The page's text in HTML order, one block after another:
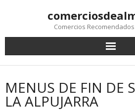
Comercios
MENUS DE FIN DE
LA ALPUJARRA